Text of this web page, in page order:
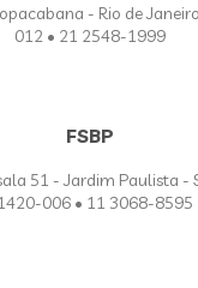
- Rio de
012 • 21 2548-1999
FSBP
51 - Jardim Paulista -
006 • 11 3068-8595